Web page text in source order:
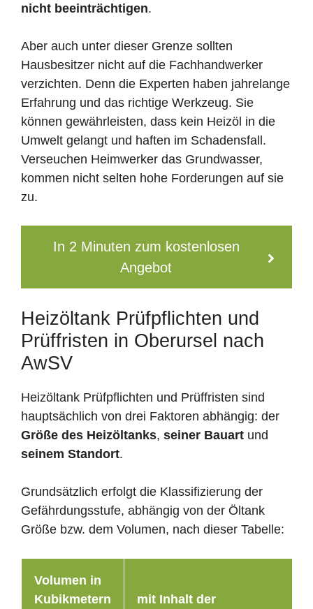
nicht beeinträchtigen.
Aber auch unter dieser Grenze sollten
Hausbesitzer nicht auf die Fachhandwerker
verzichten. Denn die Experten haben jahrelange
Erfahrung und das richtige Werkzeug. Sie
können gewährleisten, dass kein Heizöl in die
Umwelt gelangt und haften im Schadensfall.
Verseuchen Heimwerker das Grundwasser,
kommen nicht selten hohe Forderungen auf sie
zu.
In 2 Minuten zum kostenlosen
Angebot
Heizöltank Prüfpflichten und
Prüffristen in Oberursel nach
AwSV
Heizöltank Prüfpflichten und Prüffristen sind
hauptsächlich von drei Faktoren abhängig: der
Größe des Heizöltanks, seiner Bauart und
seinem Standort.
Grundsätzlich erfolgt die Klassifizierung der
Gefährdungsstufe, abhängig von der Öltank
Größe bzw. dem Volumen, nach dieser Tabelle:
Volumen in
Kubikmetern
mit Inhalt der